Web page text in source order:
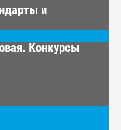
и
Конкурсы